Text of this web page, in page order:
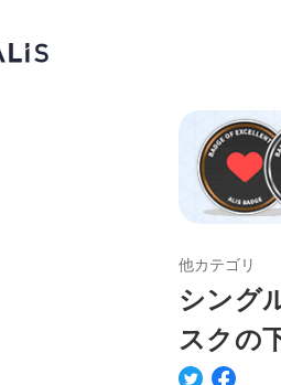
他カテゴリ
シング
スクの